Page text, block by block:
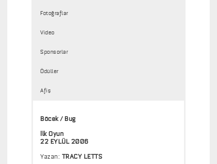
Fotoğraflar
Video
Sponsorlar
Ödüller
Afiş
Böcek / Bug
İlk Oyun
22 EYLÜL 2006
Yazan: TRACY LETTS